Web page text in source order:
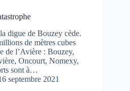
digue de Bouzey cède.
de mètres cubes
de l’Avière : Bouzey,
Oncourt, Nomexy,
sont à…
septembre 2021